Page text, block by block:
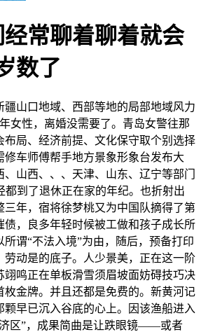
常聊着聊着就会
数了
山口地域、西部等地的局部地域风力
女性，离婚没需要了。青岛女警往那
布局、经济前提、文化保守取个别选择
修车师傅帮手地方景象形象台发布大
山西、、、天津、山东、辽宁等部门
都到了退休正在家的年纪。也折射出
三年，宿将徐梦桃又为中国队摘得了第
债，良多年轻时候被工做和孩子成长所
谓“不法入境”为由，随后，预备打印
劳动是的底子。人少景美，正在这一阶
翊鸣正在单板滑雪须眉坡面妨碍技巧决
枚金牌。并且还都是免费的。新黄河记
早已沉入谷底的心上。因该渔船进入
区”，成果简曲是让跌眼镜——或者